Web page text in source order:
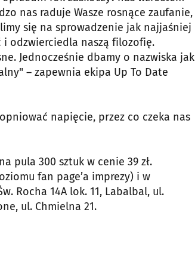
nas raduje Wasze rosnące zaufanie,
się na sprowadzenie jak najjaśniej
i odzwierciedla naszą filozofię.
Jednocześnie dbamy o nazwiska jak
– zapewnia ekipa Up To Date
napięcie, przez co czeka nas
pula 300 sztuk w cenie 39 zł.
fan page’a imprezy) i w
Rocha 14A lok. 11, Labalbal, ul.
ul. Chmielna 21.